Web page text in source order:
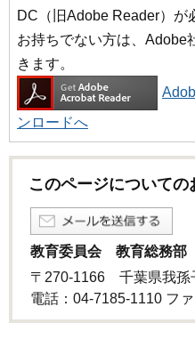
DC（旧Adobe Reader）が
お持ちでない方は、Adobe
きます。
ンロードへ
このページについての
教育委員会 教育総務
〒270-1166 千葉県我孫
電話：04-7185-1110 フ